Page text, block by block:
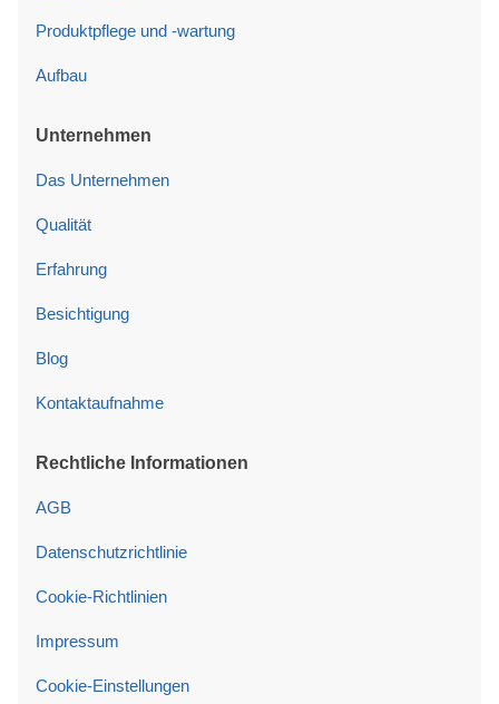
Produktpflege und -wartung
Aufbau
Unternehmen
Das Unternehmen
Qualität
Erfahrung
Besichtigung
Blog
Kontaktaufnahme
Rechtliche Informationen
AGB
Datenschutzrichtlinie
Cookie-Richtlinien
Impressum
Cookie-Einstellungen